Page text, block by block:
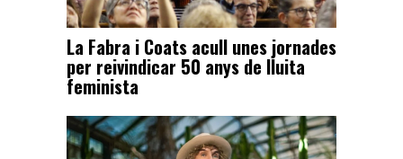
La Fabra i Coats acull unes jornades
per reivindicar 50 anys de lluita
feminista